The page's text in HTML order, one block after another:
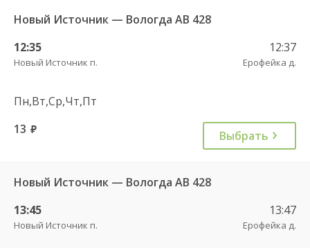
Новый Источник — Вологда АВ 428
12:35
Новый Источник п.
12:37
Ерофейка д.
Пн,Вт,Ср,Чт,Пт
13 руб. Выбрать
Новый Источник — Вологда АВ 428
13:45
Новый Источник п.
13:47
Ерофейка д.